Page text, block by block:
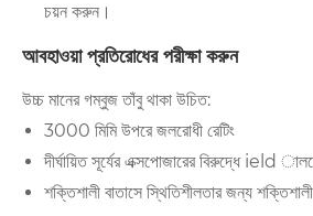
চয়ন করুন।
আবহাওয়া প্রতিরোধের পরীক্ষা করুন
উচ্চ মানের গম্বুজ তাঁবু থাকা উচিত:
3000 মিমি উপরে জলরোধী রেটিং
দীর্ঘায়িত সূর্যের এক্সপোজারের বিরুদ্ধে ield
শক্তিশালী বাতাসে স্থিতিশীলতার জন্য